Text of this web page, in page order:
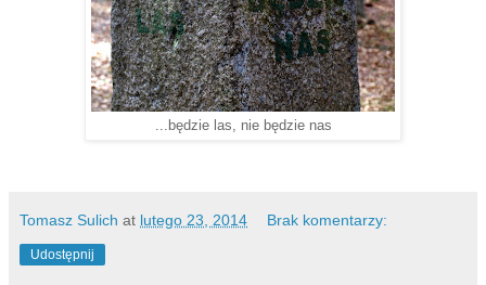
...będzie las, nie będzie nas
Tomasz Sulich at lutego 23, 2014 Brak komentarzy:
Udostępnij